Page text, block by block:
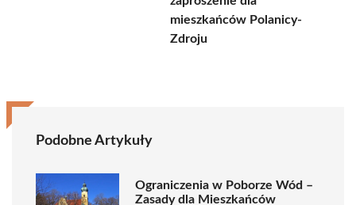
mieszkańców Polanicy-
Zdroju
Podobne Artykuły
Ograniczenia w Poborze Wód –
Zasady dla Mieszkańców